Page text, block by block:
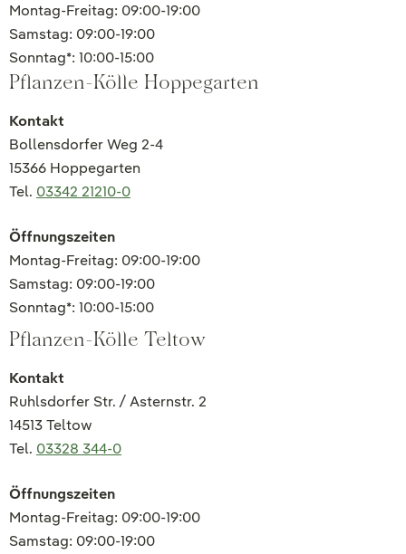
Montag-Freitag: 09:00-19:00
Samstag: 09:00-19:00
Sonntag*: 10:00-15:00
Pflanzen-Kölle Hoppegarten
Kontakt
Bollensdorfer Weg 2-4
15366 Hoppegarten
Tel. 03342 21210-0
Öffnungszeiten
Montag-Freitag: 09:00-19:00
Samstag: 09:00-19:00
Sonntag*: 10:00-15:00
Pflanzen-Kölle Teltow
Kontakt
Ruhlsdorfer Str. / Asternstr. 2
14513 Teltow
Tel. 03328 344-0
Öffnungszeiten
Montag-Freitag: 09:00-19:00
Samstag: 09:00-19:00